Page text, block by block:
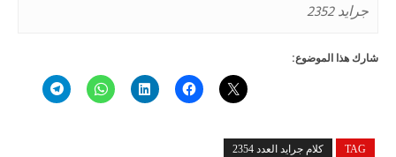
جرايد 2352
شارك هذا الموضوع:
TAG كلام جرايد العدد 2354